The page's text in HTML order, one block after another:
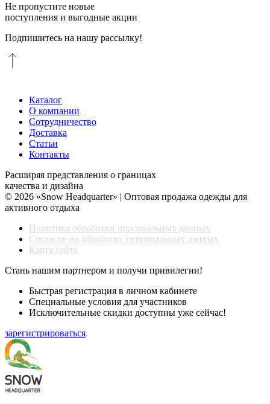
Не пропустите новые
поступления и выгодные акции
Подпишитесь на нашу рассылку!
Каталог
О компании
Сотрудничество
Доставка
Статьи
Контакты
Расширяя представления о границах
качества и дизайна
© 2026 «Snow Headquarter» | Оптовая продажа одежды для
активного отдыха
Политика обработки персональных данных
Согласие на обработку персональных данных
Карта сайта
Стань нашим партнером и получи привилегии!
Быстрая регистрация в личном кабинете
Специальные условия для участников
Исключительные скидки доступны уже сейчас!
зарегистрироваться